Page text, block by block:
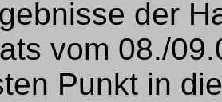
der
vom 08./
Punkt in